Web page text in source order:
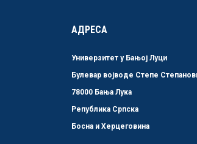
АДРЕСА
Универзитет у Бањој Луци
Булевар војводе Степе
78000 Бања Лука
Република Српска
Босна и Херцеговина